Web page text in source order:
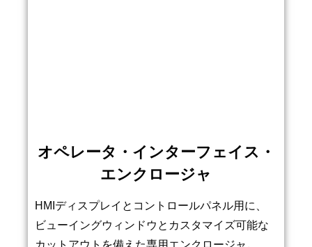
オペレータ・インターフェイス・
エンクロージャ
HMIディスプレイとコントロールパネル用に、
ビューイングウィンドウとカスタマイズ可能な
カットアウトを備えた専用エンクロージャ。